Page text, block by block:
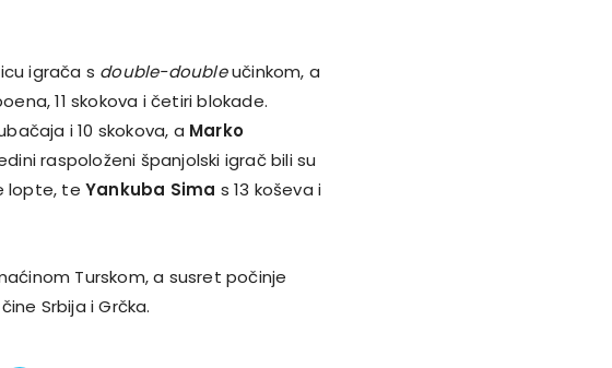
igrača s double-doubleučinkom, a
11 skokova i četiri blokade.
i 10 skokova, a Marko
raspoloženi španjolski igrač bili su
lopte, te Yankuba Sima s 13 koševa i
Turskom, a susret počinje
Srbija i Grčka.